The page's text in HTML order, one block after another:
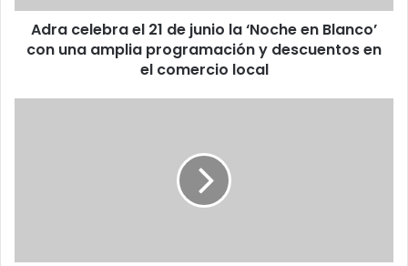
Adra celebra el 21 de junio la ‘Noche en Blanco’
con una amplia programación y descuentos en
el comercio local